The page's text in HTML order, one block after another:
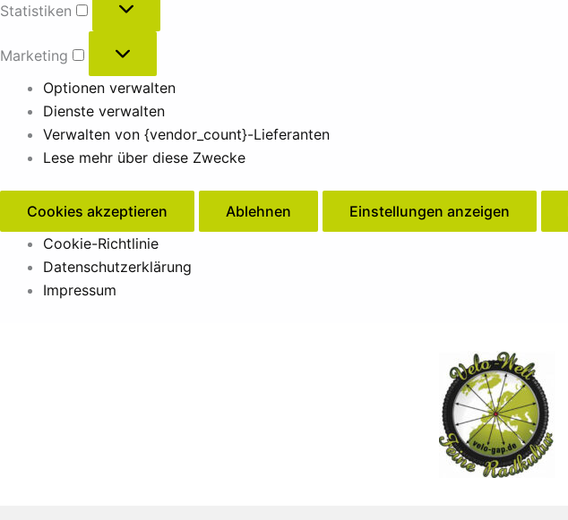
Statistiken
Marketing
Optionen verwalten
Dienste verwalten
Verwalten von {vendor_count}-Lieferanten
Lese mehr über diese Zwecke
Cookies akzeptieren Ablehnen Einstellungen anzeigen
Cookie-Richtlinie
Datenschutzerklärung
Impressum